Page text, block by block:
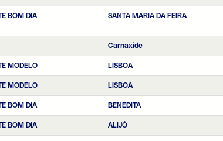
BOM DIA SANTA MARIA DA FEIRA
Carnaxide
MODELO LISBOA
MODELO LISBOA
BOM DIA BENEDITA
BOM DIA ALIJÓ